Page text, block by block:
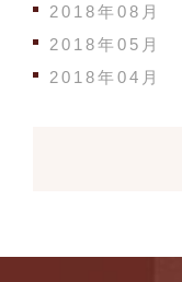
2018年08月
2018年05月
2018年04月